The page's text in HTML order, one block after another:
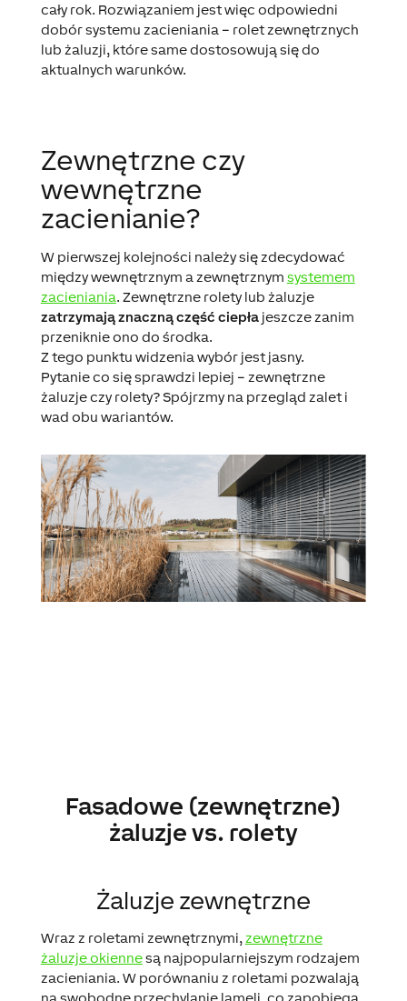
cały rok. Rozwiązaniem jest więc odpowiedni
dobór systemu zacieniania – rolet zewnętrznych
lub żaluzji, które same dostosowują się do
aktualnych warunków.
Zewnętrzne czy
wewnętrzne
zacienianie?
W pierwszej kolejności należy się zdecydować
między wewnętrznym a zewnętrznym systemem
zacieniania. Zewnętrzne rolety lub żaluzje
zatrzymają znaczną część ciepłajeszcze zanim
przeniknie ono do środka.
Z tego punktu widzenia wybór jest jasny.
Pytanie co się sprawdzi lepiej – zewnętrzne
żaluzje czy rolety? Spójrzmy na przegląd zalet i
wad obu wariantów.
Fasadowe (zewnętrzne)
żaluzje vs. rolety
Żaluzje zewnętrzne
Wraz z roletami zewnętrznymi, zewnętrzne
żaluzje okiennesą najpopularniejszym rodzajem
zacieniania. W porównaniu z roletami pozwalają
na swobodne przechylanie lameli, co zapobiega